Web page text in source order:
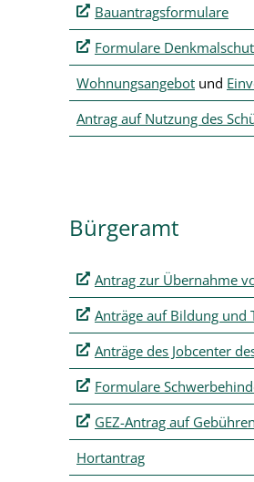
Bauantragsformulare
Formulare
Wohnungsangebot und
Antrag auf Nutzung des
Bürgeramt
Antrag zur Übernahme
Anträge auf Bildung und
Anträge des Jobcenter
Formulare
GEZ-Antrag auf
Hortantrag